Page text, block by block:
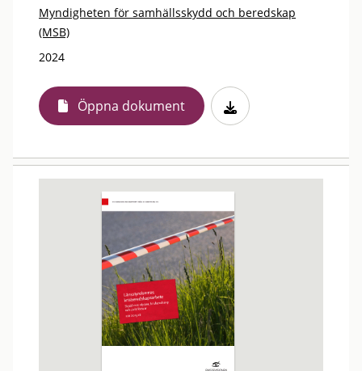
Myndigheten för samhällsskydd och beredskap
(MSB)
2024
Öppna dokument